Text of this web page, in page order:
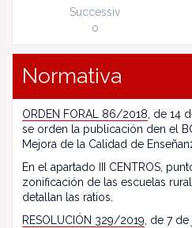
Successiv
o
Normativa
ORDEN FORAL 86/2018 , de 14
se orden la publicación den el
Mejora de la Calidad de
En el apartado III CENTROS,
zonificación de las escuelas
detallan las ratios.
RESOLUCIÓN 329/2019 , de 7